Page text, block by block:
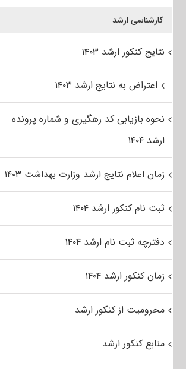
کارشناسی ارشد
نتایج کنکور ارشد ۱۴۰۳
اعتراض به نتایج ارشد ۱۴۰۳
نحوه بازیابی کد رهگیری و شماره پرونده
ارشد ۱۴۰۴
زمان اعلام نتایج ارشد وزارت بهداشت ۱۴۰۳
ثبت نام کنکور ارشد ۱۴۰۴
دفترچه ثبت نام ارشد ۱۴۰۴
زمان کنکور ارشد ۱۴۰۴
محرومیت از کنکور ارشد
منابع کنکور ارشد